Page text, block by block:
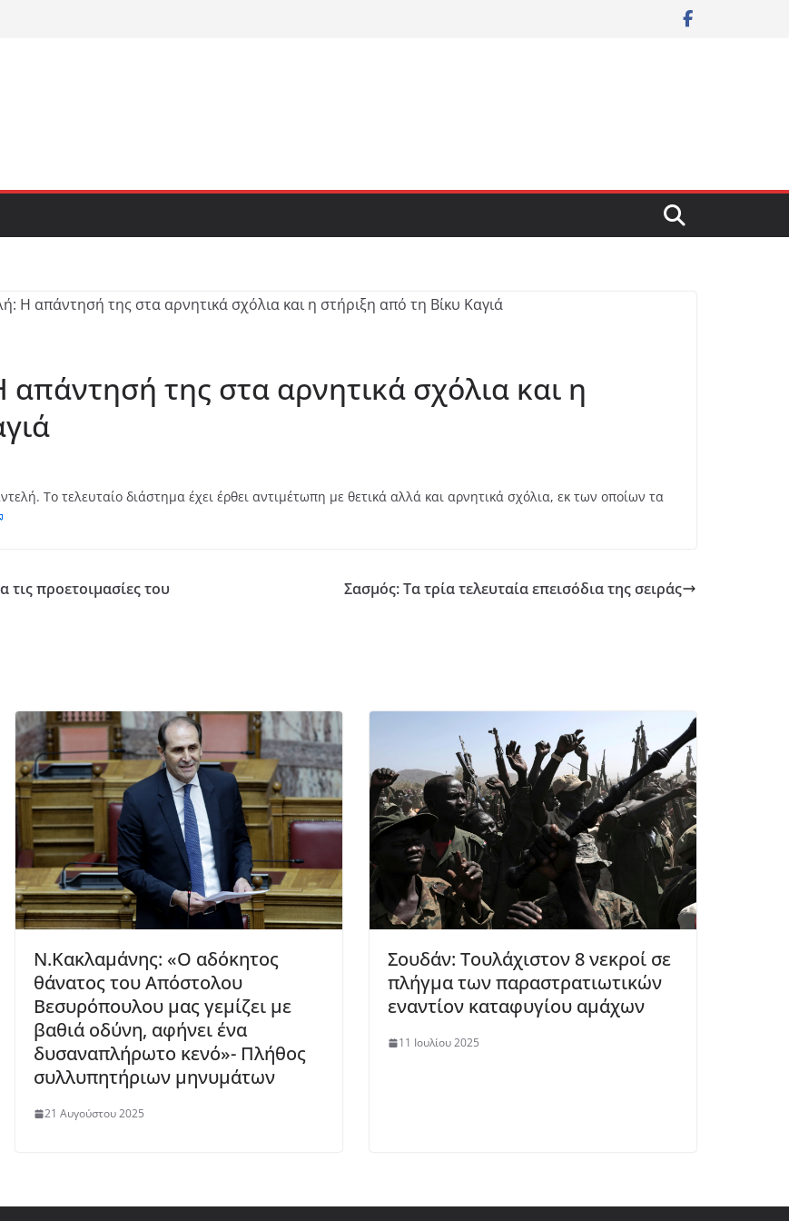
της στα αρνητικά σχόλια και η
Το τελευταίο διάστημα έχει έρθει αντιμέτωπη με θετικά αλλά και αρνητικά σχόλια, εκ των οποίων τα
προετοιμασίες του
Σασμός: Τα τρία τελευταία επεισόδια της σειράς
Ν.Κακλαμάνης: «Ο αδόκητος
θάνατος του Απόστολου
Βεσυρόπουλου μας γεμίζει με
βαθιά οδύνη, αφήνει ένα
δυσαναπλήρωτο κενό»- Πλήθος
συλλυπητήριων μηνυμάτων
21 Αυγούστου 2025
Σουδάν: Τουλάχιστον 8 νεκροί σε
πλήγμα των παραστρατιωτικών
εναντίον καταφυγίου αμάχων
11 Ιουλίου 2025